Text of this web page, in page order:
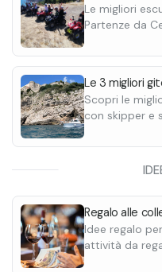
Le migliori
Partenze da
Scoprile tutte.
Le 3 migliori
Scopri le
con skipper e
Regalo alle
Idee regalo
attività da